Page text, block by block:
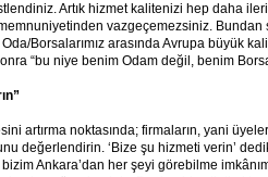
Artık hizmet kalitenizi hep daha
vazgeçemezsiniz. Bundan
Oda/Borsalarımız arasında Avrupa büyük
“bu niye benim Odam değil, benim
artırma noktasında; firmaların, yani
değerlendirin. ‘Bize şu hizmeti verin’
Ankara’dan her şeyi görebilme